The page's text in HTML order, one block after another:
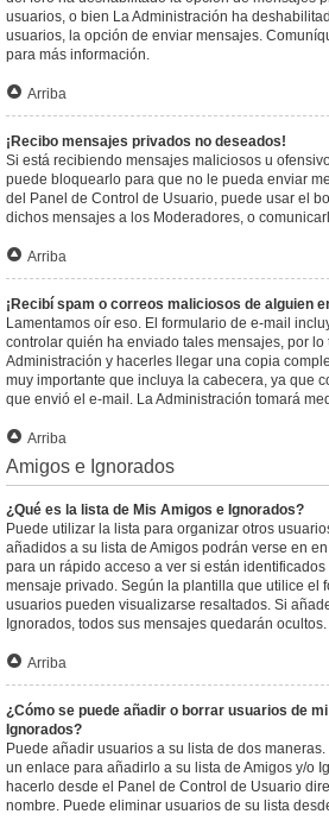
usuarios, o bien La Administración ha
usuarios, la opción de enviar mensajes.
para más información.
Arriba
¡Recibo mensajes privados no deseados!
Si está recibiendo mensajes maliciosos u
puede bloquearlo para que no le pueda enviar
del Panel de Control de Usuario, puede usar el
dichos mensajes a los Moderadores, o
Arriba
¡Recibí spam o correos maliciosos de alguien
Lamentamos oír eso. El formulario de e-mail
controlar quién ha enviado tales mensajes, por
Administración y hacerles llegar una copia
muy importante que incluya la cabecera, ya que
que envió el e-mail. La Administración tomará
Arriba
Amigos e Ignorados
¿Qué es la lista de Mis Amigos e Ignorados?
Puede utilizar la lista para organizar otros
añadidos a su lista de Amigos podrán verse en
para un rápido acceso a ver si están
mensaje privado. Según la plantilla que utilice el
usuarios pueden visualizarse resaltados. Si
Ignorados, todos sus mensajes quedarán ocultos.
Arriba
¿Cómo se puede añadir o borrar usuarios de
Ignorados?
Puede añadir usuarios a su lista de dos
un enlace para añadirlo a su lista de Amigos y/o
hacerlo desde el Panel de Control de Usuario
nombre. Puede eliminar usuarios de su lista